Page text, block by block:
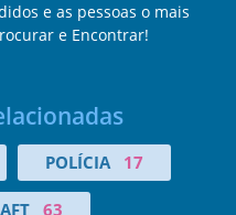
e as pessoas o mais
e Encontrar!
POLÍCIA 17
63